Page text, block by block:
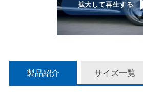
拡
大
拡大して再生する
製品紹介 サイズ一覧